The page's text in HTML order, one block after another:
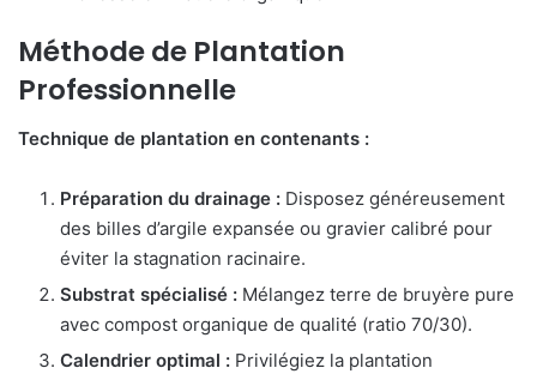
Méthode de Plantation
Professionnelle
Technique de plantation en contenants :
Préparation du drainage : Disposez généreusement
des billes d’argile expansée ou gravier calibré pour
éviter la stagnation racinaire.
Substrat spécialisé : Mélangez terre de bruyère pure
avec compost organique de qualité (ratio 70/30).
Calendrier optimal : Privilégiez la plantation